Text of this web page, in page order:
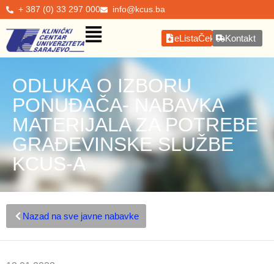
+ 387 (0) 33 297 000 info@kcus.ba
eListaČekanjaKontakt
ODLUKA O IZBORU
PONUĐAČA- NABAVKA
MATERIJALA ZA POTREBE
GRAĐEVINSKE SLUŽBE
KCUS-A
Nazad na sve javne nabavke